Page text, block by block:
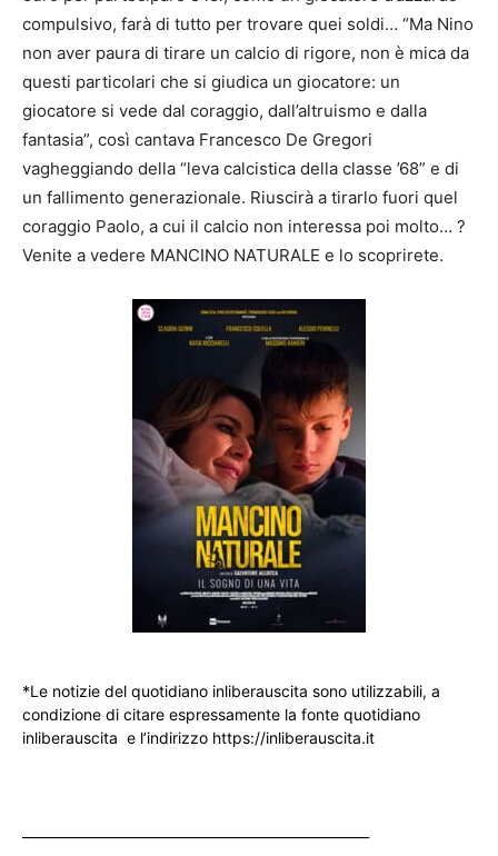
compulsivo, farà di tutto per trovare quei soldi… “Ma Nino
non aver paura di tirare un calcio di rigore, non è mica da
questi particolari che si giudica un giocatore: un
giocatore si vede dal coraggio, dall’altruismo e dalla
fantasia”, così cantava Francesco De Gregori
vagheggiando della “leva calcistica della classe ’68” e di
un fallimento generazionale. Riuscirà a tirarlo fuori quel
coraggio Paolo, a cui il calcio non interessa poi molto… ?
Venite a vedere MANCINO NATURALE e lo scoprirete.
*Le notizie del quotidiano inliberauscita sono utilizzabili, a
condizione di citare espressamente la fonte quotidiano
inliberauscita e l’indirizzo https://inliberauscita.it